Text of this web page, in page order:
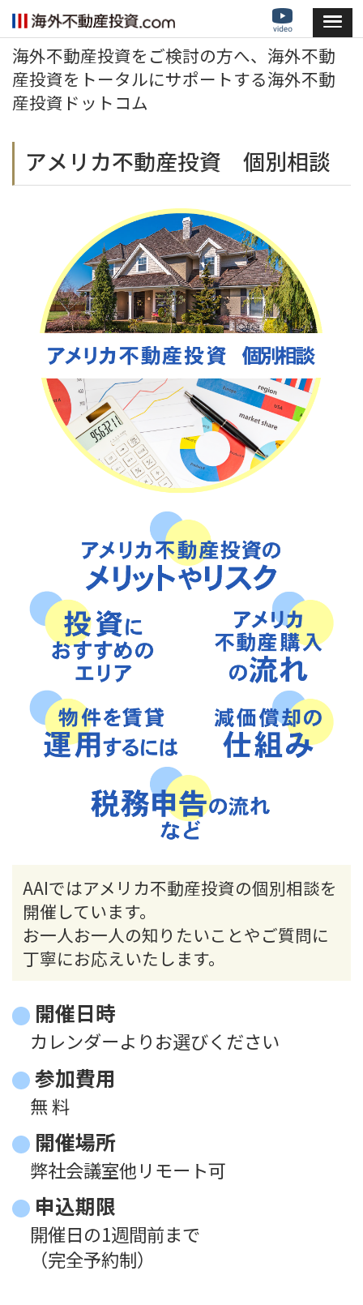
海外不動産投資をご検討の方へ、海外不動
産投資をトータルにサポートする海外不動
産投資ドットコム
アメリカ不動産投資 個別相談
AAIではアメリカ不動産投資の個別相談を
開催しています。
お一人お一人の知りたいことやご質問に
丁寧にお応えいたします。
開催日時
カレンダーよりお選びください
参加費用
無 料
開催場所
弊社会議室他リモート可
申込期限
開催日の1週間前まで
（完全予約制）